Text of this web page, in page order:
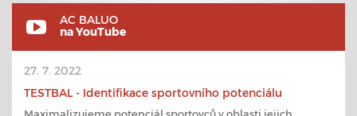
AC BALUO
na YouTube
27. 7. 2022
TESTBAL - Identifikace sportovního potenciálu